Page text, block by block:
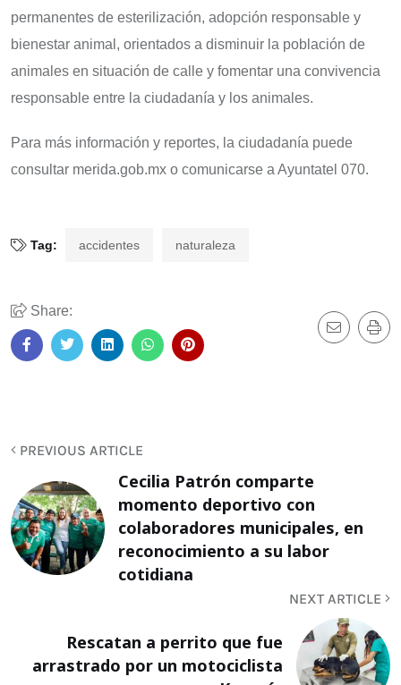
permanentes de esterilización, adopción responsable y
bienestar animal, orientados a disminuir la población de
animales en situación de calle y fomentar una convivencia
responsable entre la ciudadanía y los animales.
Para más información y reportes, la ciudadanía puede
consultar merida.gob.mx o comunicarse a Ayuntatel 070.
Tag: accidentes naturaleza
Share:
PREVIOUS ARTICLE
Cecilia Patrón comparte
momento deportivo con
colaboradores municipales, en
reconocimiento a su labor
cotidiana
NEXT ARTICLE
Rescatan a perrito que fue
arrastrado por un motociclista